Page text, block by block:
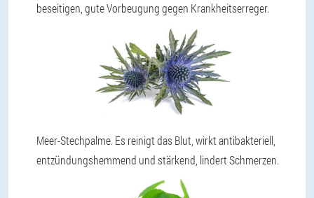
beseitigen, gute Vorbeugung gegen Krankheitserreger.
Meer-Stechpalme. Es reinigt das Blut, wirkt antibakteriell,
entzündungshemmend und stärkend, lindert Schmerzen.